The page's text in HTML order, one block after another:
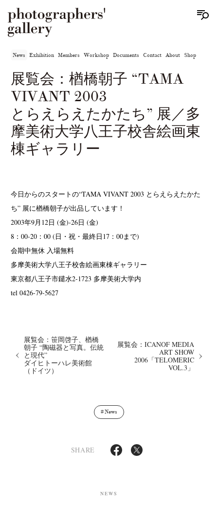
News Exhibition Members Workshop Documents Contact About Shop
展覧会：楢橋朝子 “TAMA
VIVANT 2003
とらえらえたかたち” 展／多
摩美術大学八王子校舎絵画東
棟ギャラリー
今日からのスタートの“TAMA VIVANT 2003 とらえらえたかた
ち” 展に楢橋朝子が出品しています！
2003年9月12日 (金)-26日 (金)
8：00-20：00 (日・祝・最終日17：00まで)
会期中無休 入場無料
多摩美術大学八王子校舎絵画東棟ギャラリー
東京都八王子市鑓水2-1723 多摩美術大学内
tel 0426-79-5627
展覧会：笹岡啓子、楢橋
朝子 “陶磁器と写真。伝統
と現代”
ダイヒトーハレ美術館
（ドイツ）
展覧会：ICANOF MEDIA
ART SHOW
2006「TELOMERIC
VOL.3」
News
SHARE
NEWS